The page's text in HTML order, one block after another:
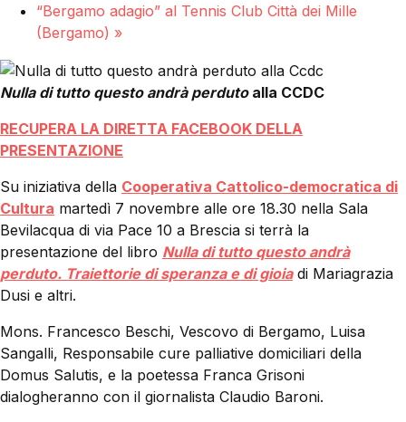
“Bergamo adagio” al Tennis Club Città dei Mille
(Bergamo) »
Nulla di tutto questo andrà perdutoalla CCDC
RECUPERA LA DIRETTA FACEBOOK DELLA
PRESENTAZIONE
Su iniziativa della Cooperativa Cattolico-democratica di
Cultura martedì 7 novembre alle ore 18.30 nella Sala
Bevilacqua di via Pace 10 a Brescia si terrà la
presentazione del libro Nulla di tutto questo andrà
perduto. Traiettorie di speranza e di gioiadi Mariagrazia
Dusi e altri.
Mons. Francesco Beschi, Vescovo di Bergamo, Luisa
Sangalli, Responsabile cure palliative domiciliari della
Domus Salutis, e la poetessa Franca Grisoni
dialogheranno con il giornalista Claudio Baroni.